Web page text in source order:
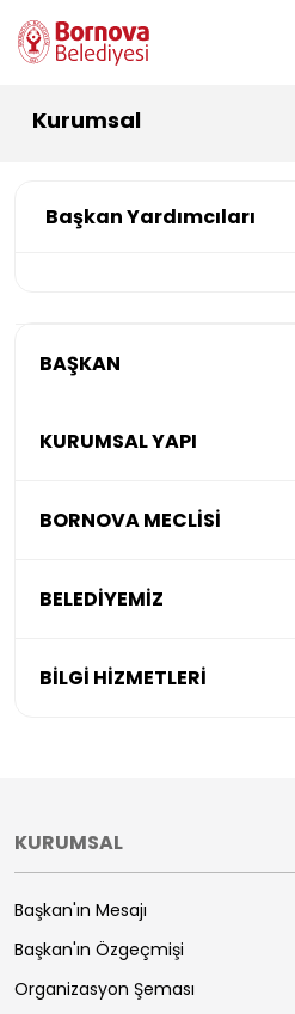
Kurumsal
BAŞKAN
KURUMSAL YAPI
BORNOVA MECLİSİ
BELEDİYEMİZ
BİLGİ HİZMETLERİ
Başkan Yardımcıları
KURUMSAL
Başkan'ın Mesajı
Başkan'ın Özgeçmişi
Organizasyon Şeması